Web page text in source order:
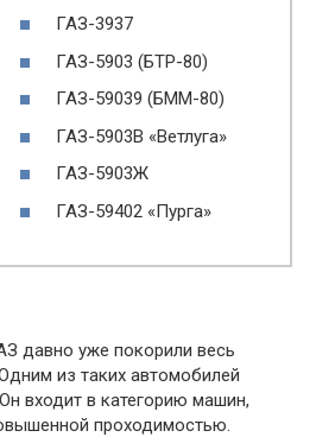
ГАЗ-3937
ГАЗ-5903 (БТР-80)
ГАЗ-59039 (БММ-80)
ГАЗ-5903В «Ветлуга»
ГАЗ-5903Ж
ГАЗ-59402 «Пурга»
давно уже покорили весь
из таких автомобилей
входит в категорию машин,
проходимостью.